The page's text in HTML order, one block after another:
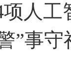
人工
”事守